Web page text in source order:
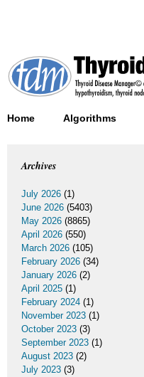
Home Algorithms
Archives
July 2026 (1)
June 2026 (5403)
May 2026 (8865)
April 2026 (550)
March 2026 (105)
February 2026 (34)
January 2026 (2)
April 2025 (1)
February 2024 (1)
November 2023 (1)
October 2023 (3)
September 2023 (1)
August 2023 (2)
July 2023 (3)